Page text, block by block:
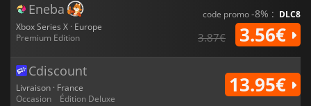
Eneba
Xbox Series X · Europe
Premium Edition
code promo-8% : DLC8
3.87€ 3.56€
Cdiscount
Livraison · France
Occasion
Édition Deluxe
13.95€